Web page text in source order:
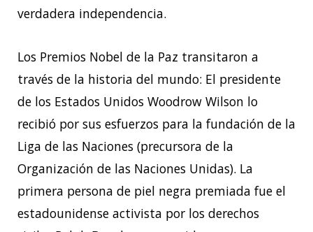
verdadera independencia.
Los Premios Nobel de la Paz transitaron a
través de la historia del mundo: El presidente
de los Estados Unidos Woodrow Wilson lo
recibió por sus esfuerzos para la fundación de la
Liga de las Naciones (precursora de la
Organización de las Naciones Unidas). La
primera persona de piel negra premiada fue el
estadounidense activista por los derechos